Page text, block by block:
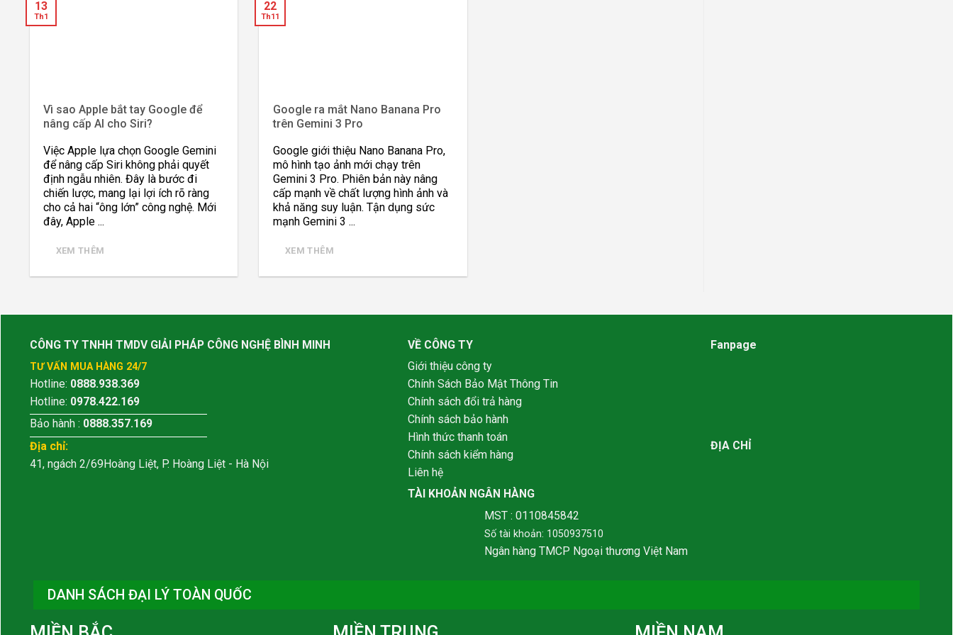
Vì sao Apple bắt tay Google để
nâng cấp AI cho Siri?
Việc Apple lựa chọn Google Gemini
để nâng cấp Siri không phải quyết
định ngẫu nhiên. Đây là bước đi
chiến lược, mang lại lợi ích rõ ràng
cho cả hai “ông lớn” công nghệ. Mới
đây, Apple ...
XEM THÊM
13
Th1
Google ra mắt Nano Banana Pro
trên Gemini 3 Pro
Google giới thiệu Nano Banana Pro,
mô hình tạo ảnh mới chạy trên
Gemini 3 Pro. Phiên bản này nâng
cấp mạnh về chất lượng hình ảnh và
khả năng suy luận. Tận dụng sức
mạnh Gemini 3 ...
XEM THÊM
22
Th11
CÔNG TY TNHH TMDV GIẢI PHÁP CÔNG NGHỆ BÌNH MINH
TƯ VẤN MUA HÀNG 24/7
Hotline: 0888.938.369
Hotline: 0978.422.169
Bảo hành : 0888.357.169
Địa chỉ:
41, ngách 2/69Hoàng Liệt, P. Hoàng Liệt - Hà Nội
VỀ CÔNG TY
Giới thiệu công ty
Chính Sách Bảo Mật Thông Tin
Chính sách đổi trả hàng
Chính sách bảo hành
Hình thức thanh toán
Chính sách kiểm hàng
Liên hệ
TÀI KHOẢN NGÂN HÀNG
MST : 0110845842
Số tài khoản: 1050937510
Ngân hàng TMCP Ngoại thương Việt Nam
Fanpage
ĐỊA CHỈ
DANH SÁCH ĐẠI LÝ TOÀN QUỐC